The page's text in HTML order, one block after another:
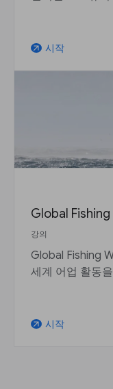
arrow_outward 시작
Global
강의
Global Fishing
세계 어업 활동
arrow_outward 시작